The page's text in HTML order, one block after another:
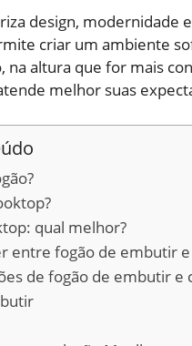
design, modernidade
criar um ambiente
na altura que for mais
melhor suas
qual melhor?
entre fogão de embutir
de fogão de embutir e